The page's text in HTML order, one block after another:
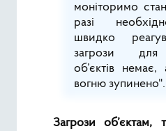
моніторимо
разі
швидко
загрози для
об’єктів
вогню зупинено".
Загрози